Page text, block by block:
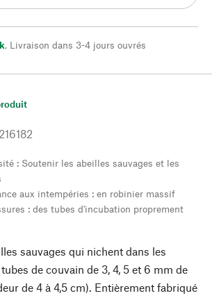
, Livraison dans 3-4 jours ouvrés
216182
: Soutenir les abeilles sauvages et les
aux intempéries : en robinier massif
: des tubes d'incubation proprement
sauvages qui nichent dans les
de couvain de 3, 4, 5 et 6 mm de
de 4 à 4,5 cm). Entièrement fabriqué